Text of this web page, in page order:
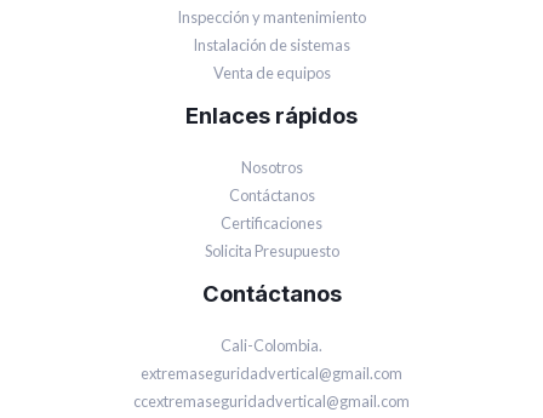
Inspección y mantenimiento
Instalación de sistemas
Venta de equipos
Enlaces rápidos
Nosotros
Contáctanos
Certificaciones
Solicita Presupuesto
Contáctanos
Cali-Colombia.
extremaseguridadvertical@gmail.com
ccextremaseguridadvertical@gmail.com